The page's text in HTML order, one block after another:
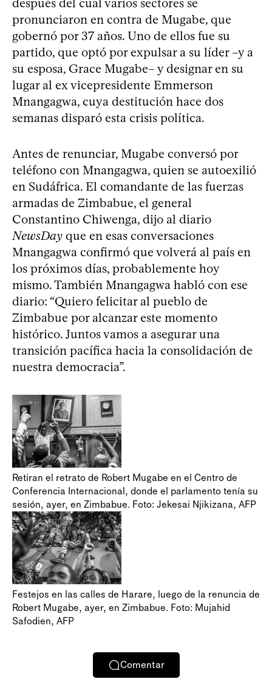
pronunciaron en contra de Mugabe, que
gobernó por 37 años. Uno de ellos fue su
partido, que optó por expulsar a su líder –y a
su esposa, Grace Mugabe– y designar en su
lugar al ex vicepresidente Emmerson
Mnangagwa, cuya destitución hace dos
semanas disparó esta crisis política.
Antes de renunciar, Mugabe conversó por
teléfono con Mnangagwa, quien se autoexilió
en Sudáfrica. El comandante de las fuerzas
armadas de Zimbabue, el general
Constantino Chiwenga, dijo al diario
NewsDay que en esas conversaciones
Mnangagwa confirmó que volverá al país en
los próximos días, probablemente hoy
mismo. También Mnangagwa habló con ese
diario: “Quiero felicitar al pueblo de
Zimbabue por alcanzar este momento
histórico. Juntos vamos a asegurar una
transición pacífica hacia la consolidación de
nuestra democracia”.
Retiran el retrato de Robert Mugabe en el Centro de
Conferencia Internacional, donde el parlamento tenía su
sesión, ayer, en Zimbabue. Foto: Jekesai Njikizana, AFP
Festejos en las calles de Harare, luego de la renuncia de
Robert Mugabe, ayer, en Zimbabue. Foto: Mujahid
Safodien, AFP
Comentar